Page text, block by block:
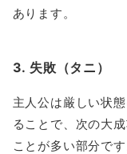
あります。
3. 失敗（タニ）
主人公は厳しい状
ることで、次の大
ことが多い部分です